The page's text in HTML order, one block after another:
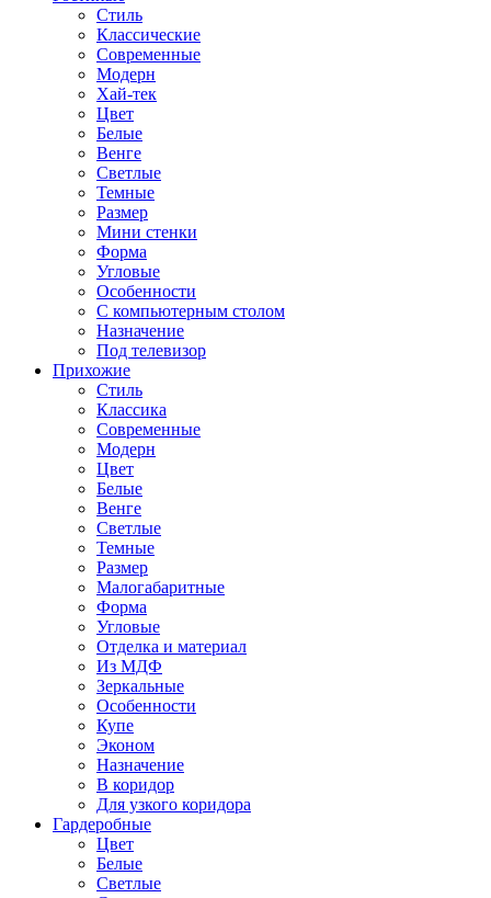
Стиль
Классические
Современные
Модерн
Хай-тек
Цвет
Белые
Венге
Светлые
Темные
Размер
Мини стенки
Форма
Угловые
Особенности
С компьютерным столом
Назначение
Под телевизор
Прихожие
Стиль
Классика
Современные
Модерн
Цвет
Белые
Венге
Светлые
Темные
Размер
Малогабаритные
Форма
Угловые
Отделка и материал
Из МДФ
Зеркальные
Особенности
Купе
Эконом
Назначение
В коридор
Для узкого коридора
Гардеробные
Цвет
Белые
Светлые